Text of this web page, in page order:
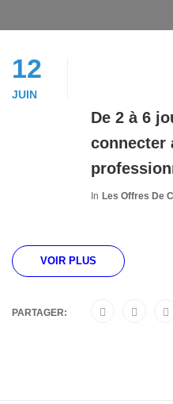
12
JUIN
De 2 à 6
connecter
In Les Offres De
VOIR PLUS
PARTAGER: